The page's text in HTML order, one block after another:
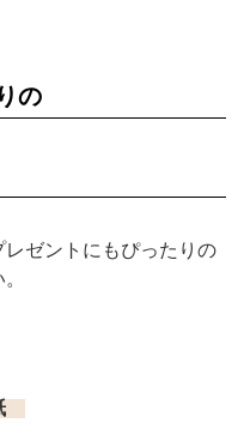
の
ゼントにもぴったりの